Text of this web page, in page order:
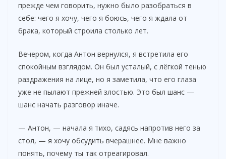
прежде чем говорить, нужно было разобраться в
себе: чего я хочу, чего я боюсь, чего я ждала от
брака, который строила столько лет.
Вечером, когда Антон вернулся, я встретила его
спокойным взглядом. Он был усталый, с лёгкой тенью
раздражения на лице, но я заметила, что его глаза
уже не пылают прежней злостью. Это был шанс —
шанс начать разговор иначе.
— Антон, — начала я тихо, садясь напротив него за
стол, — я хочу обсудить вчерашнее. Мне важно
понять, почему ты так отреагировал.